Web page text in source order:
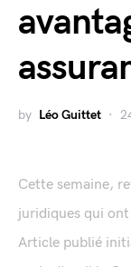
by Léo Guittet
Cette semaine,
juridiques qui
Article publié